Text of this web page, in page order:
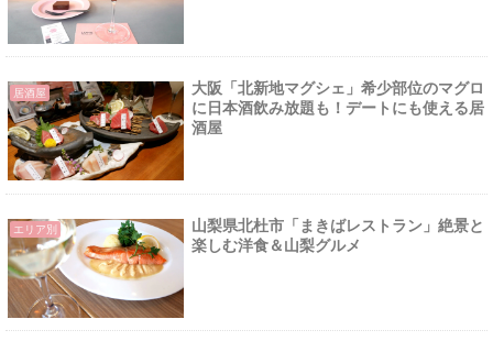
居酒屋
大阪「北新地マグシェ」希少部位のマグロ
に日本酒飲み放題も！デートにも使える居
酒屋
エリア別
山梨県北杜市「まきばレストラン」絶景と
楽しむ洋食＆山梨グルメ